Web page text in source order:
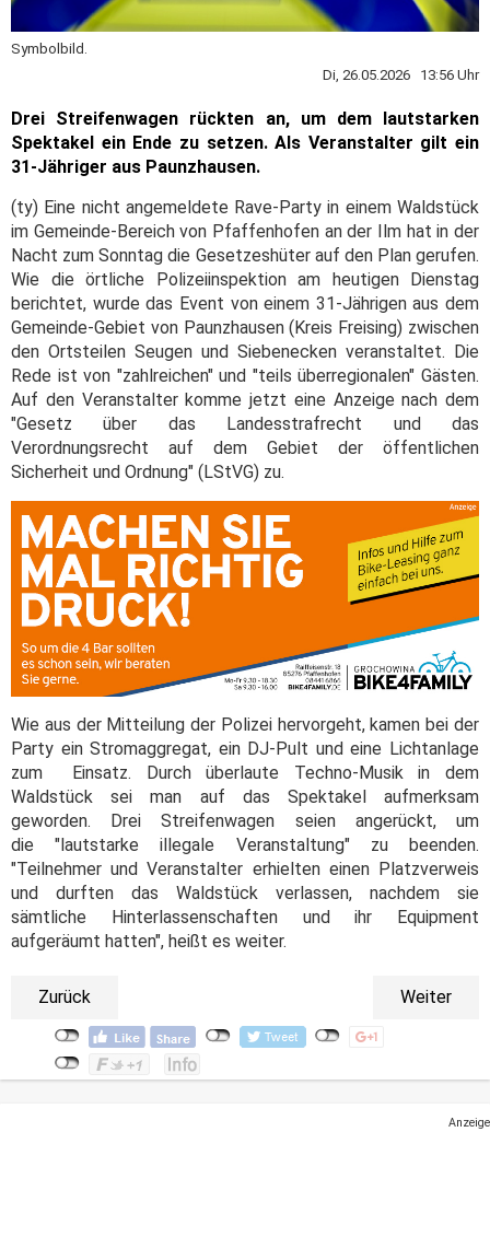
Symbolbild.
Di, 26.05.2026 13:56 Uhr
Drei Streifenwagen rückten an, um dem lautstarken
Spektakel ein Ende zu setzen. Als Veranstalter gilt ein
31-Jähriger aus Paunzhausen.
(ty) Eine nicht angemeldete Rave-Party in einem Waldstück
im Gemeinde-Bereich von Pfaffenhofen an der Ilm hat in der
Nacht zum Sonntag die Gesetzeshüter auf den Plan gerufen.
Wie die örtliche Polizeiinspektion am heutigen Dienstag
berichtet, wurde das Event von einem 31-Jährigen aus dem
Gemeinde-Gebiet von Paunzhausen (Kreis Freising) zwischen
den Ortsteilen Seugen und Siebenecken veranstaltet. Die
Rede ist von "zahlreichen" und "teils überregionalen" Gästen.
Auf den Veranstalter komme jetzt eine Anzeige nach dem
"Gesetz über das Landesstrafrecht und das
Verordnungsrecht auf dem Gebiet der öffentlichen
Sicherheit und Ordnung" (LStVG) zu.
Wie aus der Mitteilung der Polizei hervorgeht, kamen bei der
Party ein Stromaggregat, ein DJ-Pult und eine Lichtanlage
zum Einsatz. Durch überlaute Techno-Musik in dem
Waldstück sei man auf das Spektakel aufmerksam
geworden. Drei Streifenwagen seien angerückt, um
die "lautstarke illegale Veranstaltung" zu beenden.
"Teilnehmer und Veranstalter erhielten einen Platzverweis
und durften das Waldstück verlassen, nachdem sie
sämtliche Hinterlassenschaften und ihr Equipment
aufgeräumt hatten", heißt es weiter.
Zurück Weiter
Anzeige